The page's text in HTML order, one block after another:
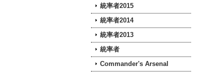
統率者2015
統率者2014
統率者2013
統率者
Commander's Arsenal